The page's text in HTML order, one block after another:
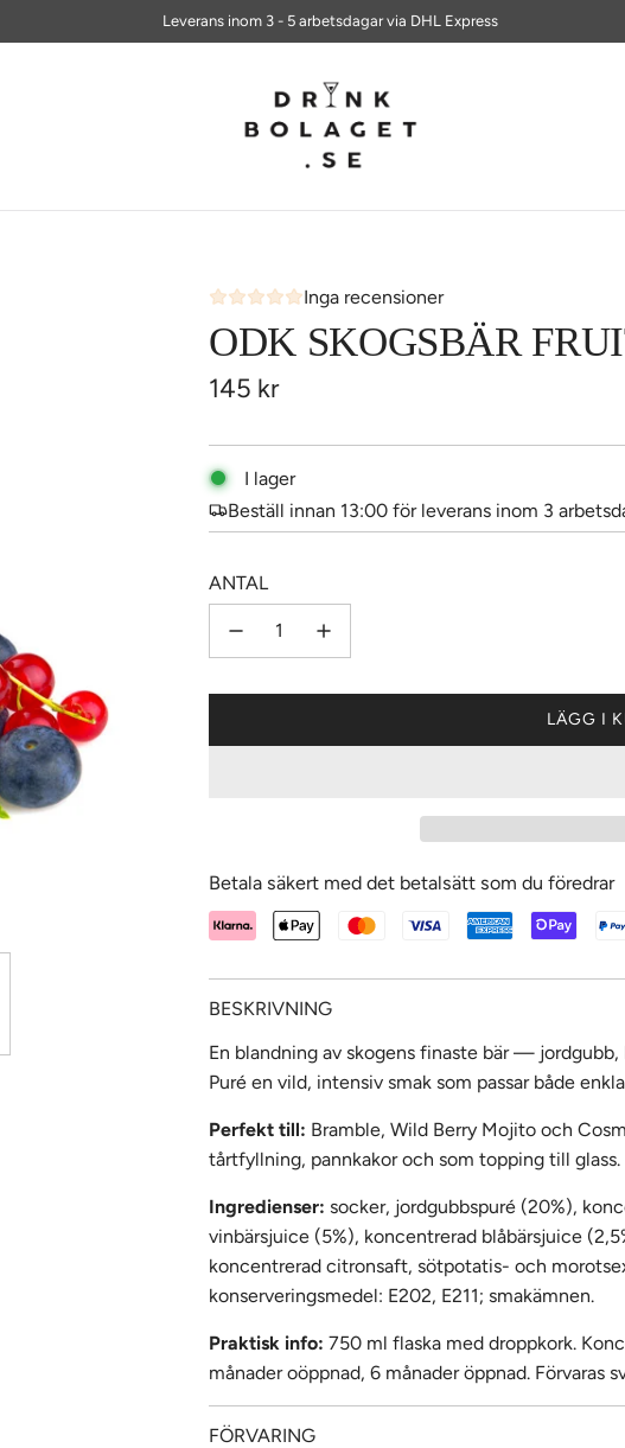
Leverans inom 3 - 5 arbetsdagar via DHL Express
ALLTID FRI FRAKT PÅ BESTÄLLNINGAR ÖVER 700 KR
Inga recensioner
ODK SKOGSBÄR
Ordinarie
145 kr
I lager
Beställ innan 13:00 för leverans inom 3
ANTAL
LÄGG I
Betala säkert med det betalsätt som du föredrar
BESKRIVNING
En blandning av skogens finaste bär —
Puré en vild, intensiv smak som passar både
Perfekt till: Bramble, Wild Berry Mojito och
tårtfyllning, pannkakor och som topping till glass.
Ingredienser: socker, jordgubbspuré (20%),
vinbärsjuice (5%), koncentrerad blåbärsjuice
koncentrerad citronsaft, sötpotatis- och
konserveringsmedel: E202, E211; smakämnen.
Praktisk info: 750 ml flaska med droppkork.
månader oöppnad, 6 månader öppnad. Förvaras
FÖRVARING